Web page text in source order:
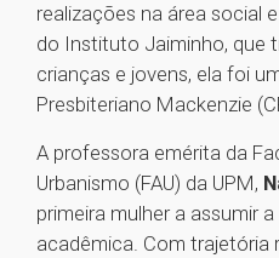
realizações na área social
do Instituto Jaiminho, que
crianças e jovens, ela foi
Presbiteriano Mackenzie
A professora emérita da
Urbanismo (FAU) da UPM,
primeira mulher a assumir
acadêmica. Com trajetória